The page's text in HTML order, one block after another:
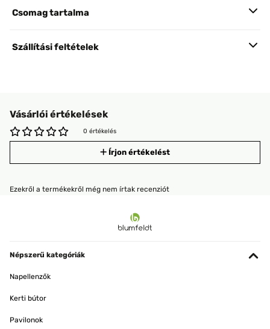
Csomag tartalma
Szállítási feltételek
Vásárlói értékelések
0 értékelés
Írjon értékelést
Ezekről a termékekről még nem írtak recenziót
Népszerű kategóriák
Napellenzők
Kerti bútor
Pavilonok